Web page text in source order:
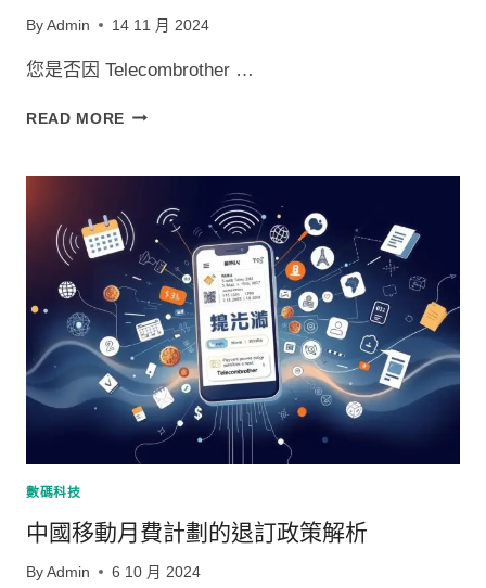
By Admin 14 11 月 2024
您是否因 Telecombrother …
READ MORE 中
動
費
計
劃
的
網
絡
故
障
排
除
數碼科技
中國移動月費計劃的退訂政策解析
By Admin 6 10 月 2024